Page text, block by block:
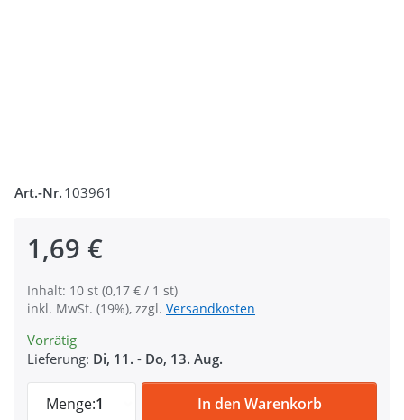
Art.-Nr. 103961
1,69 €
Inhalt: 10 st (0,17 € / 1 st)
inkl. MwSt. (19%), zzgl. Versandkosten
Vorrätig
Lieferung: Di, 11. - Do, 13. Aug.
Menge:1
Regulator 16mm breit aus Kunststoff,
In den Warenkorb